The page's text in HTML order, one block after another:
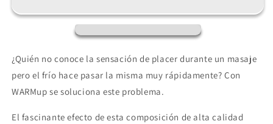
DE
CALOR
150ML
DE
EFECTO
CALOR
150ML
¿Quién no conoce la sensación de placer durante un masaje
pero el frío hace pasar la misma muy rápidamente? Con
WARMup se soluciona este problema.
El fascinante efecto de esta composición de alta calidad